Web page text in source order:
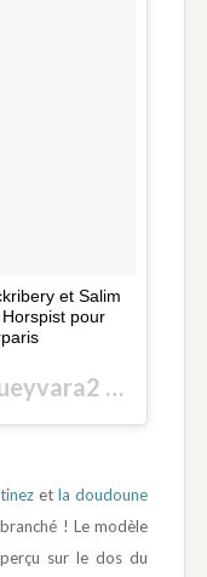
et Salim
pour
A photo posted by Shegueyvara2 27 Novembre (@gradurofficiel243) on
etla doudoune
! Le modèle
sur le dos du